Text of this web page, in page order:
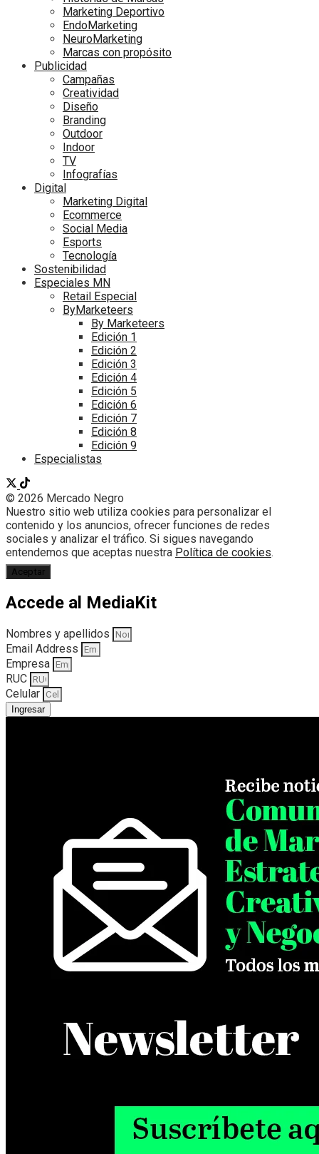
Marketing Deportivo
EndoMarketing
NeuroMarketing
Marcas con propósito
Publicidad
Campañas
Creatividad
Diseño
Branding
Outdoor
Indoor
TV
Infografías
Digital
Marketing Digital
Ecommerce
Social Media
Esports
Tecnología
Sostenibilidad
Especiales MN
Retail Especial
ByMarketeers
By Marketeers
Edición 1
Edición 2
Edición 3
Edición 4
Edición 5
Edición 6
Edición 7
Edición 8
Edición 9
Especialistas
© 2026 Mercado Negro
Nuestro sitio web utiliza cookies para personalizar el
contenido y los anuncios, ofrecer funciones de redes
sociales y analizar el tráfico. Si sigues navegando
entendemos que aceptas nuestra Política de cookies.
Aceptar
Accede al MediaKit
Nombres y apellidos
Email Address
Empresa
RUC
Celular
Ingresar